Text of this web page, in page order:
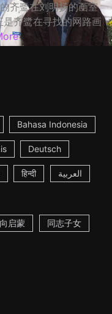
齐鹭在刘明扬的画室
齐鹭在寻找的网路画
Bahasa Indonesia
Deutsch
हिन्दी العربية
启蒙 同志子女